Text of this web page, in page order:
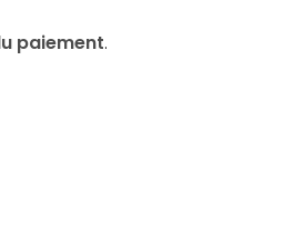
paiement.